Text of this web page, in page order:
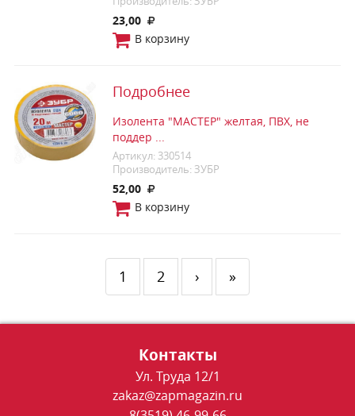
23,00
В корзину
Подробнее
Изолента "МАСТЕР" желтая, ПВХ, не
поддер ...
Артикул: 330514
Производитель: ЗУБР
52,00
В корзину
1 2 › »
Контакты
Ул. Труда 12/1
zakaz@zapmagazin.ru